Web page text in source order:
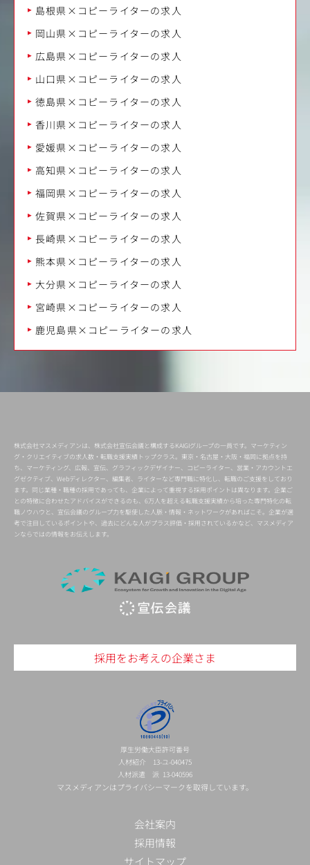
島根県×コピーライターの求人
岡山県×コピーライターの求人
広島県×コピーライターの求人
山口県×コピーライターの求人
徳島県×コピーライターの求人
香川県×コピーライターの求人
愛媛県×コピーライターの求人
高知県×コピーライターの求人
福岡県×コピーライターの求人
佐賀県×コピーライターの求人
長崎県×コピーライターの求人
熊本県×コピーライターの求人
大分県×コピーライターの求人
宮崎県×コピーライターの求人
鹿児島県×コピーライターの求人
株式会社マスメディアンは、株式会社宣伝会議と構成するKAIGIグループの一員です。マーケティン
グ・クリエイティブの求人数・転職支援実績トップクラス。東京・名古屋・大阪・福岡に拠点を持
ち、マーケティング、広報、宣伝、グラフィックデザイナー、コピーライター、営業・アカウントエ
グゼクティブ、Webディレクター、編集者、ライターなど専門職に特化し、転職のご支援をしており
ます。同じ業種・職種の採用であっても、企業によって重視する採用ポイントは異なります。企業ご
との特徴に合わせたアドバイスができるのも、6万人を超える転職支援実績から培った専門特化の転
職ノウハウと、宣伝会議のグループ力を駆使した人脈・情報・ネットワークがあればこそ。企業が選
考で注目しているポイントや、過去にどんな人がプラス評価・採用されているかなど、マスメディア
ンならではの情報をお伝えします。
採用をお考えの企業さま
厚生労働大臣許可番号
人材紹介 13-ユ-040475
人材派遣 派 13-040596
マスメディアンはプライバシーマークを取得しています。
会社案内
採用情報
サイトマップ